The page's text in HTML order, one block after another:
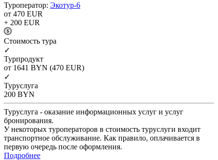
Туроператор: Экотур-6
от 470 EUR
+ 200 EUR
Cтоимость тура
✓
Турпродукт
от 1641 BYN (470 EUR)
✓
Туруслуга
200 BYN
Туруслуга - оказание информационных услуг и услуг
бронирования.
У некоторых туроператоров в стоимость туруслуги входит
транспортное обслуживание. Как правило, оплачивается в
первую очередь после оформления.
Подробнее